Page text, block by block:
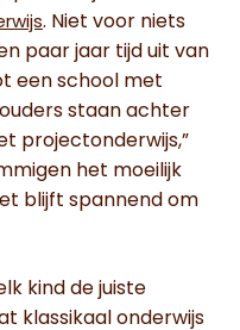
. Niet voor niets
paar jaar tijd uit van
een school met
staan achter
projectonderwijs,”
het moeilijk
blijft spannend om
kind de juiste
klassikaal onderwijs